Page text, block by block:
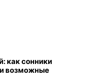
как сонники
возможные